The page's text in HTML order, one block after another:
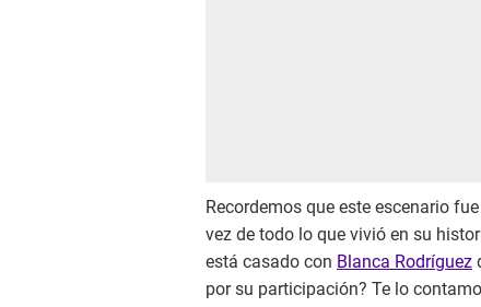
Recordemos que este escenario
vez de todo lo que vivió en su
está casado con Blanca Rodríguez
por su participación? Te lo